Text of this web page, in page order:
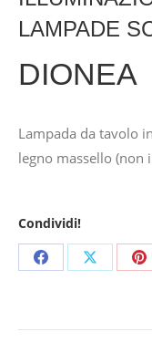
LAMPADE
DIONEA
Lampada da tavolo
legno massello (non
Condividi!
Share Share